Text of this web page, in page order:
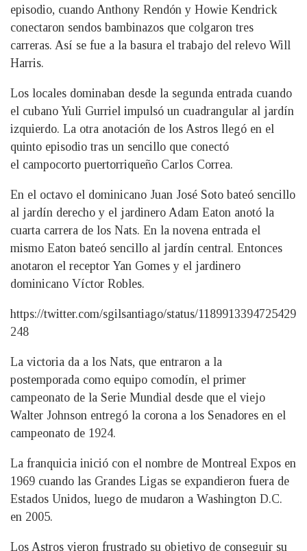
episodio, cuando Anthony Rendón y Howie Kendrick
conectaron sendos bambinazos que colgaron tres
carreras. Así se fue a la basura el trabajo del relevo Will
Harris.
Los locales dominaban desde la segunda entrada cuando
el cubano Yuli Gurriel impulsó un cuadrangular al jardín
izquierdo. La otra anotación de los Astros llegó en el
quinto episodio tras un sencillo que conectó
el campocorto puertorriqueño Carlos Correa.
En el octavo el dominicano Juan José Soto bateó sencillo
al jardín derecho y el jardinero Adam Eaton anotó la
cuarta carrera de los Nats. En la novena entrada el
mismo Eaton bateó sencillo al jardín central. Entonces
anotaron el receptor Yan Gomes y el jardinero
dominicano Víctor Robles.
https://twitter.com/sgilsantiago/status/1189913394725429
248
La victoria da a los Nats, que entraron a la
postemporada como equipo comodín, el primer
campeonato de la Serie Mundial desde que el viejo
Walter Johnson entregó la corona a los Senadores en el
campeonato de 1924.
La franquicia inició con el nombre de Montreal Expos en
1969 cuando las Grandes Ligas se expandieron fuera de
Estados Unidos, luego de mudaron a Washington D.C.
en 2005.
Los Astros vieron frustrado su objetivo de conseguir su